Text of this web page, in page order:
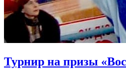
Турнир на призы